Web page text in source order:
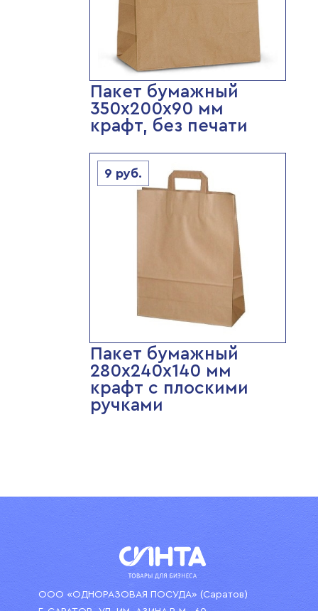
Пакет бумажный
350х200х90 мм
крафт, без печати
9 руб.
Пакет бумажный
280х240х140 мм
крафт с плоскими
ручками
ООО «ОДНОРАЗОВАЯ ПОСУДА» (Саратов)